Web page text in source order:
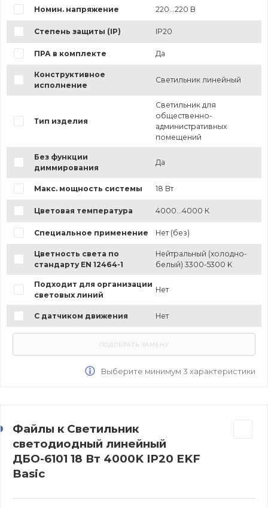
Номин. напряжение 220...220 В
Степень защиты (IP) IP20
ПРА в комплекте Да
Конструктивное
исполнение
Светильник линейный
Тип изделия
Светильник для
общественно-
административных
помещений
Без функции
диммирования
Да
Макс. мощность системы 18 Вт
Цветовая температура 4000...4000 К
Специальное применение Нет (без)
Цветность света по
стандарту EN 12464-1
Нейтральный (холодно-
белый) 3300-5300 K
Подходит для организации
световых линий
Нет
С датчиком движения Нет
Выберите минимум 3 характеристики
Файлы к Светильник
светодиодный линейный
ДБО-6101 18 Вт 4000K IP20 EKF
Basic